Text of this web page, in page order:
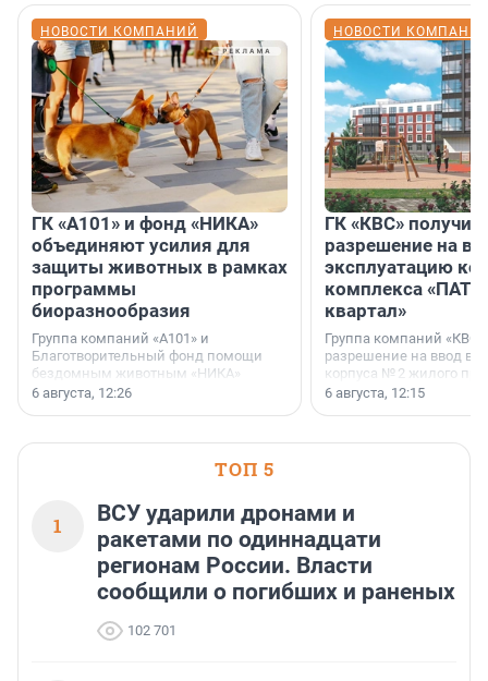
НОВОСТИ КОМПАНИЙ
ГК «А101» и фонд «НИКА»
объединяют усилия для
защиты животных в рамках
программы
биоразнообразия
Группа компаний «А101» и
Благотворительный фонд помощи
бездомным животным «НИКА»
заключили соглашение о
6 августа, 12:26
НОВОСТИ
ГК «КВС»
разрешение на
эксплуатацию
комплекса
квартал»
Группа компаний
разрешение на ввод в
корпуса № 2 жилого
Уютный квартал»,
6 августа, 12:15
ТОП 5
1
ВСУ ударили дронами и
ракетами по одиннадцати
регионам России. Власти
сообщили о погибших и раненых
102 701